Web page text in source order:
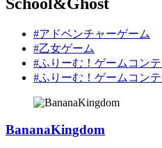
#アドベンチャーゲーム
#乙女ゲーム
#ふりーむ！ゲームコン
#ふりーむ！ゲームコン
BananaKingdom